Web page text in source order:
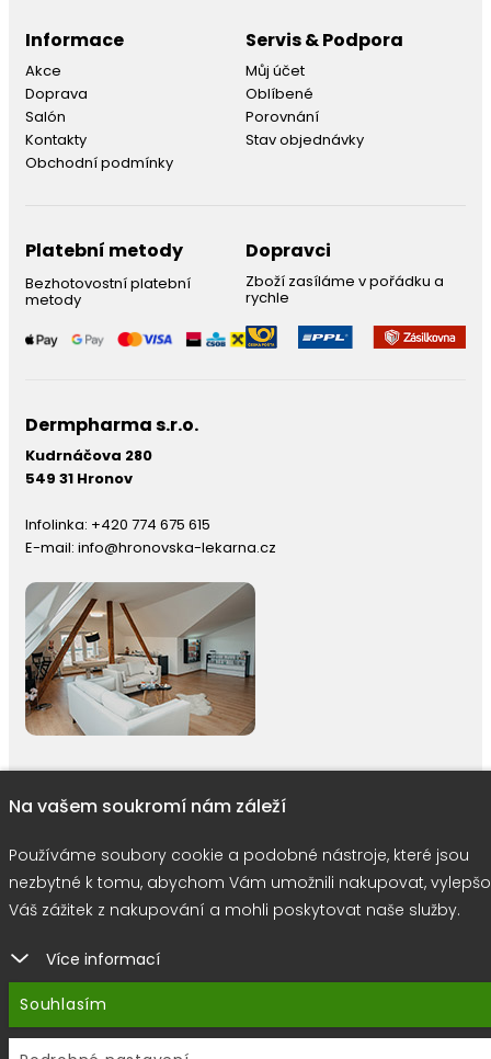
Informace
Akce
Doprava
Salón
Kontakty
Obchodní podmínky
Servis & Podpora
Můj účet
Oblíbené
Porovnání
Stav objednávky
Platební metody
Bezhotovostní platební
metody
Dopravci
Zboží zasíláme v pořádku a
rychle
Dermpharma s.r.o.
Kudrnáčova 280
549 31 Hronov
Infolinka: +420 774 675 615
E-mail: info@hronovska-lekarna.cz
Používáme soubory cookie
Na vašem soukromí nám záleží
Používáme soubory cookie a podobné nástroje, které jsou
nezbytné k tomu, abychom Vám umožnili nakupovat,
Váš zážitek z nakupování a mohli poskytovat naše služby.
Více informací
Souhlasím